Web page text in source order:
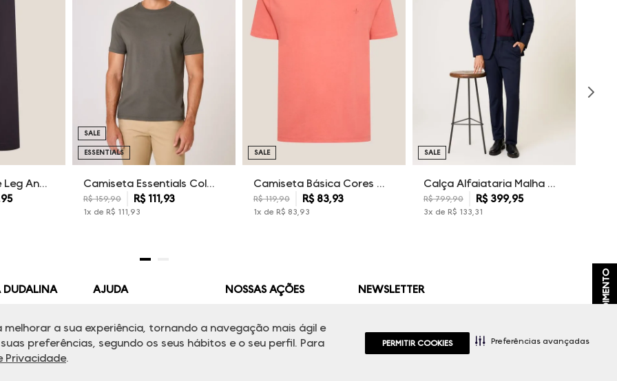
a sua experiência, tornando a navegação mais ágil e
preferências, segundo os seus hábitos e o seu perfil. Para
Privacidade.
PERMITIR COOKIES Preferências avançadas
ATENDIMENTO
Calça Sarja Wide Leg Ana Dudalina Feminina
95
Camiseta Essentials Color Dudalina Masculina
R$ 159,90 R$111,93
1x de R$ 111 93
SALE
ESSENTIALS
Camiseta Básica Cores Dudalina Masculina
R$ 119,90 R$ 83,93
1x de R$ 83 93
SALE
Calça Alfaiataria Malha Dudalina Masculina
R$ 799,90 R$ 399,95
3x de R$ 133 31
SALE
DUDALINA AJUDA
Perguntas Frequentes
Fale Conosco
NOSSAS AÇÕES
Mastercard
NEWSLETTER